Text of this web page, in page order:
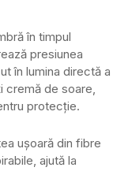
în timpul
presiunea
în lumina directă a
cremă de soare,
protecție.
ușoară din fibre
ajută la